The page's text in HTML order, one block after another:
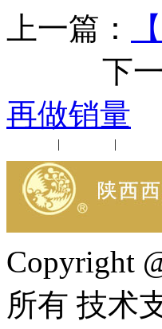
上一篇：
下一
再做销量
| |
Copyright
所有 技术